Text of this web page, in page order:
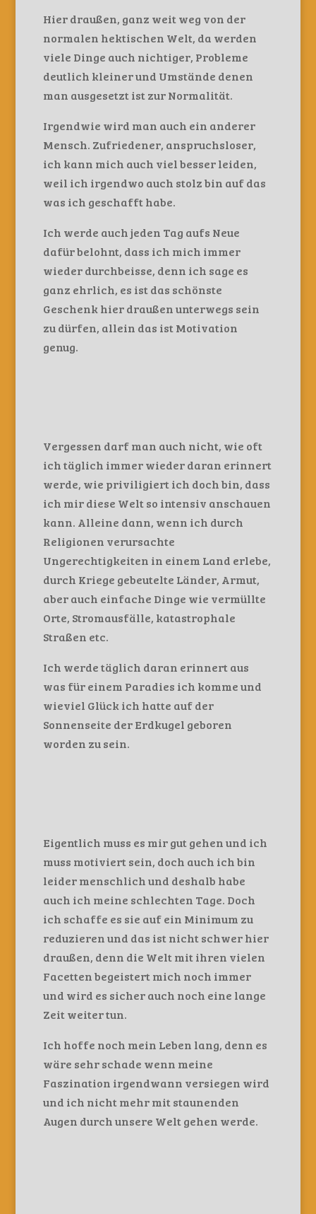
Hier draußen, ganz weit weg von der
normalen hektischen Welt, da werden
viele Dinge auch nichtiger, Probleme
deutlich kleiner und Umstände denen
man ausgesetzt ist zur Normalität.
Irgendwie wird man auch ein anderer
Mensch. Zufriedener, anspruchsloser,
ich kann mich auch viel besser leiden,
weil ich irgendwo auch stolz bin auf das
was ich geschafft habe.
Ich werde auch jeden Tag aufs Neue
dafür belohnt, dass ich mich immer
wieder durchbeisse, denn ich sage es
ganz ehrlich, es ist das schönste
Geschenk hier draußen unterwegs sein
zu dürfen, allein das ist Motivation
genug.
Vergessen darf man auch nicht, wie oft
ich täglich immer wieder daran erinnert
werde, wie priviligiert ich doch bin, dass
ich mir diese Welt so intensiv anschauen
kann. Alleine dann, wenn ich durch
Religionen verursachte
Ungerechtigkeiten in einem Land erlebe,
durch Kriege gebeutelte Länder, Armut,
aber auch einfache Dinge wie vermüllte
Orte, Stromausfälle, katastrophale
Straßen etc.
Ich werde täglich daran erinnert aus
was für einem Paradies ich komme und
wieviel Glück ich hatte auf der
Sonnenseite der Erdkugel geboren
worden zu sein.
Eigentlich muss es mir gut gehen und ich
muss motiviert sein, doch auch ich bin
leider menschlich und deshalb habe
auch ich meine schlechten Tage. Doch
ich schaffe es sie auf ein Minimum zu
reduzieren und das ist nicht schwer hier
draußen, denn die Welt mit ihren vielen
Facetten begeistert mich noch immer
und wird es sicher auch noch eine lange
Zeit weiter tun.
Ich hoffe noch mein Leben lang, denn es
wäre sehr schade wenn meine
Faszination irgendwann versiegen wird
und ich nicht mehr mit staunenden
Augen durch unsere Welt gehen werde.